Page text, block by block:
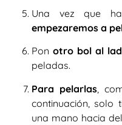
Una vez que
empezaremos a
Pon otro bol al
peladas.
Para pelarlas ,
continuación, solo
una mano hacia